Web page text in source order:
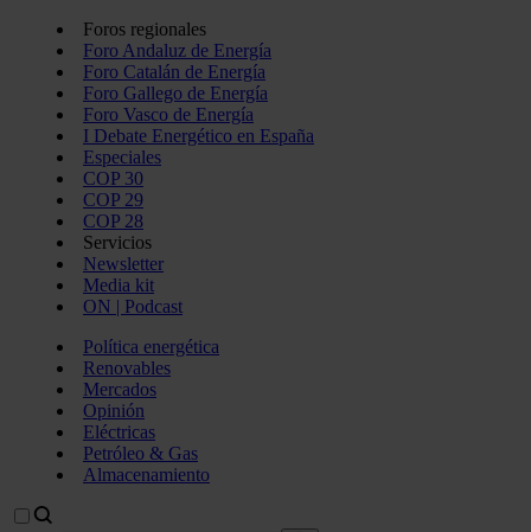
Foros regionales
Foro Andaluz de Energía
Foro Catalán de Energía
Foro Gallego de Energía
Foro Vasco de Energía
I Debate Energético en España
Especiales
COP 30
COP 29
COP 28
Servicios
Newsletter
Media kit
ON | Podcast
Política energética
Renovables
Mercados
Opinión
Eléctricas
Petróleo & Gas
Almacenamiento